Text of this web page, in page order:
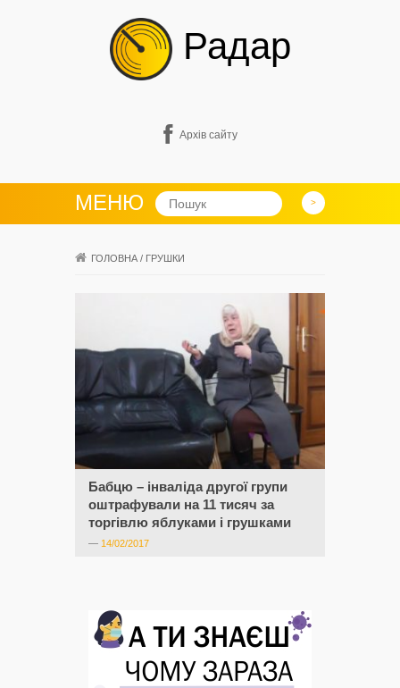
Радар
Архів сайту
МЕНЮ
ГОЛОВНА / ГРУШКИ
Бабцю – інваліда другої групи
оштрафували на 11 тисяч за
торгівлю яблуками і грушками
— 14/02/2017